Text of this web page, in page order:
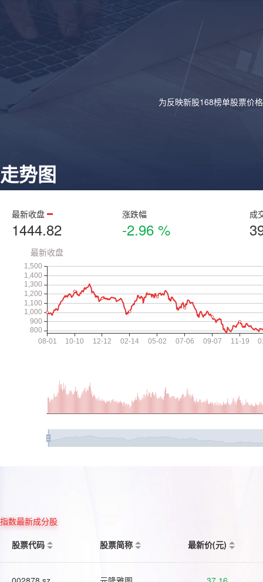
为反映新股168榜单股票价
走势图
最新收盘
1444.82
涨跌幅
-2.96 %
成
指数最新成分股
股票代码
股票简称 最新价(元)